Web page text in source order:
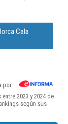
Cala
por
2023 y 2024 de
según sus